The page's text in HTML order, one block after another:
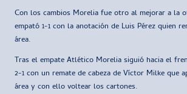
Con los cambios Morelia fue otro al mejorar a la
empató 1-1 con la anotación de Luis Pérez quien
área.
Tras el empate Atlético Morelia siguió hacia el
2-1 con un remate de cabeza de Víctor Milke que
área y con ello voltear los cartones.